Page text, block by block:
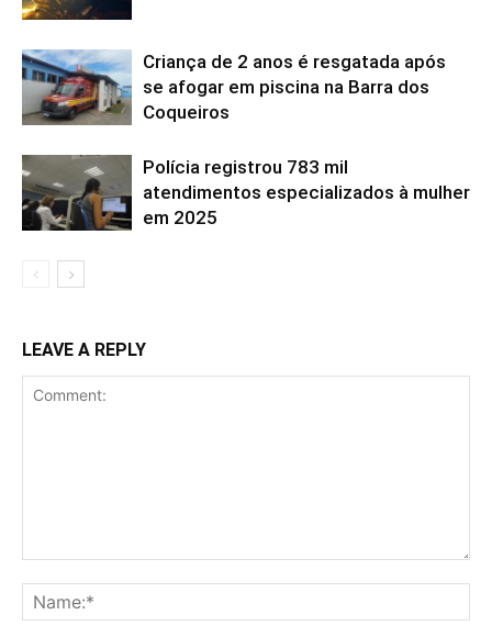
Criança de 2 anos é resgatada após
se afogar em piscina na Barra dos
Coqueiros
Polícia registrou 783 mil
atendimentos especializados à mulher
em 2025
LEAVE A REPLY